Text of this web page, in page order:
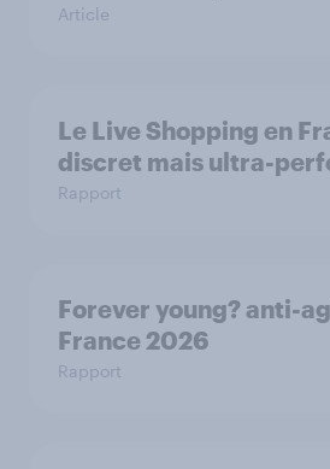
Article
Le Live Shopping en
discret mais ultra-
Rapport
Forever young? anti-
France 2026
Rapport